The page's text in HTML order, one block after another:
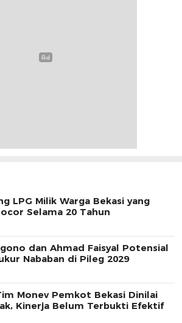
LPG Milik Warga Bekasi yang
Selama 20 Tahun
dan Ahmad Faisyal Potensial
Nababan di Pileg 2029
Monev Pemkot Bekasi Dinilai
Kinerja Belum Terbukti Efektif